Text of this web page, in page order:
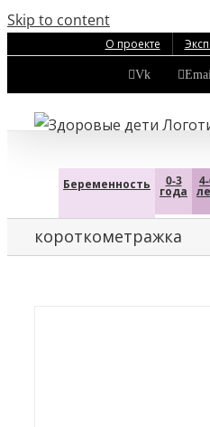
Skip to content
О проекте
Vk
Беременность 0-3
года
короткометражка